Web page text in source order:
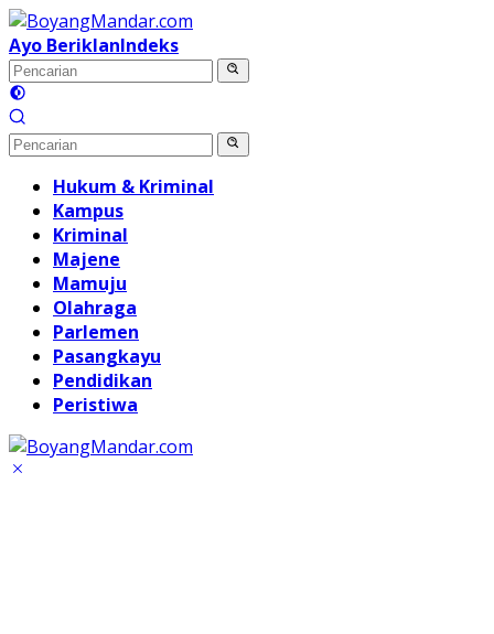
Langsung
ke
konten
Ayo BeriklanIndeks
Hukum & Kriminal
Kampus
Kriminal
Majene
Mamuju
Olahraga
Parlemen
Pasangkayu
Pendidikan
Peristiwa